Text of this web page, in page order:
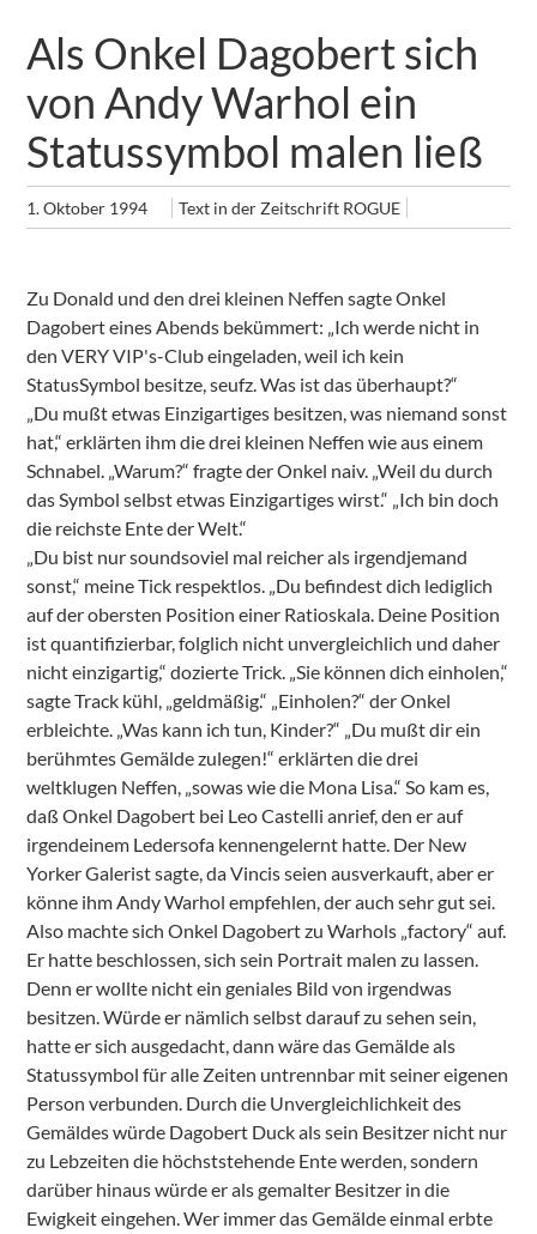
Als Onkel Dagobert sich
von Andy Warhol ein
Statussymbol malen ließ
1. Oktober 1994 Text in der Zeitschrift ROGUE
Zu Donald und den drei kleinen Neffen sagte Onkel
Dagobert eines Abends bekümmert: „Ich werde nicht in
den VERY VIP's-Club eingeladen, weil ich kein
StatusSymbol besitze, seufz. Was ist das überhaupt?“
„Du mußt etwas Einzigartiges besitzen, was niemand sonst
hat,“ erklärten ihm die drei kleinen Neffen wie aus einem
Schnabel. „Warum?“ fragte der Onkel naiv. „Weil du durch
das Symbol selbst etwas Einzigartiges wirst.“ „Ich bin doch
die reichste Ente der Welt.“
„Du bist nur soundsoviel mal reicher als irgendjemand
sonst,“ meine Tick respektlos. „Du befindest dich lediglich
auf der obersten Position einer Ratioskala. Deine Position
ist quantifizierbar, folglich nicht unvergleichlich und daher
nicht einzigartig,“ dozierte Trick. „Sie können dich einholen,“
sagte Track kühl, „geldmäßig.“ „Einholen?“ der Onkel
erbleichte. „Was kann ich tun, Kinder?“ „Du mußt dir ein
berühmtes Gemälde zulegen!“ erklärten die drei
weltklugen Neffen, „sowas wie die Mona Lisa.“ So kam es,
daß Onkel Dagobert bei Leo Castelli anrief, den er auf
irgendeinem Ledersofa kennengelernt hatte. Der New
Yorker Galerist sagte, da Vincis seien ausverkauft, aber er
könne ihm Andy Warhol empfehlen, der auch sehr gut sei.
Also machte sich Onkel Dagobert zu Warhols „factory“ auf.
Er hatte beschlossen, sich sein Portrait malen zu lassen.
Denn er wollte nicht ein geniales Bild von irgendwas
besitzen. Würde er nämlich selbst darauf zu sehen sein,
hatte er sich ausgedacht, dann wäre das Gemälde als
Statussymbol für alle Zeiten untrennbar mit seiner eigenen
Person verbunden. Durch die Unvergleichlichkeit des
Gemäldes würde Dagobert Duck als sein Besitzer nicht nur
zu Lebzeiten die höchststehende Ente werden, sondern
darüber hinaus würde er als gemalter Besitzer in die
Ewigkeit eingehen. Wer immer das Gemälde einmal erbte